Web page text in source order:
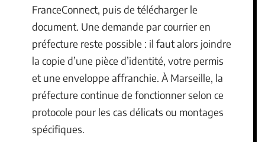
FranceConnect, puis de télécharger le
document. Une demande par courrier en
préfecture reste possible : il faut alors joindre
la copie d’une pièce d’identité, votre permis
et une enveloppe affranchie. À Marseille, la
préfecture continue de fonctionner selon ce
protocole pour les cas délicats ou montages
spécifiques.